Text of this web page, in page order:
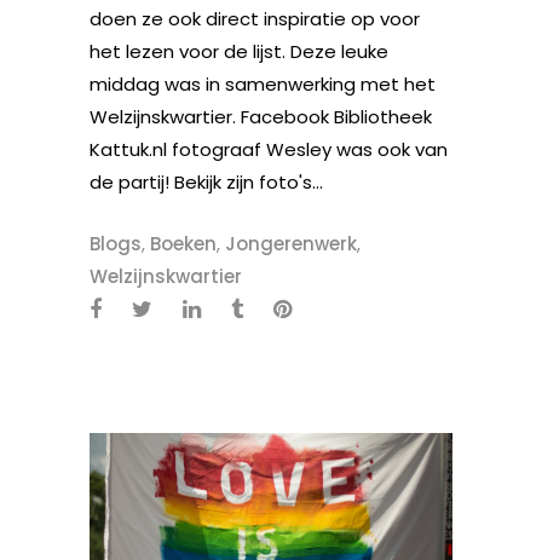
doen ze ook direct inspiratie op voor
het lezen voor de lijst. Deze leuke
middag was in samenwerking met het
Welzijnskwartier. Facebook Bibliotheek
Kattuk.nl fotograaf Wesley was ook van
de partij! Bekijk zijn foto's...
Blogs, Boeken, Jongerenwerk,
Welzijnskwartier